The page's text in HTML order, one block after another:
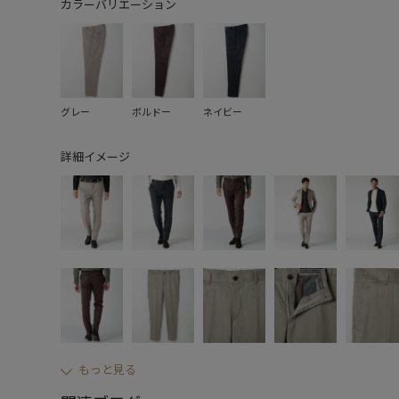
カラーバリエーション
グレー ボルドー ネイビー
詳細イメージ
もっと見る